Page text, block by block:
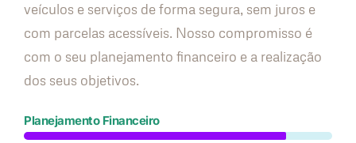
veículos e serviços de forma segura, sem juros e
com parcelas acessíveis. Nosso compromisso é
com o seu planejamento financeiro e a realização
dos seus objetivos.
Planejamento Financeiro